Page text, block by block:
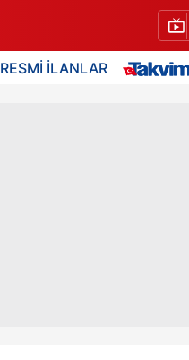
RESMİ İLANLAR